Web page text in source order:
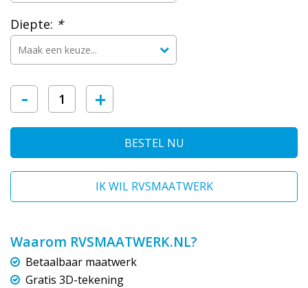
Diepte: *
- +
BESTEL NU
IK WIL RVSMAATWERK
Waarom RVSMAATWERK.NL?
Betaalbaar maatwerk
Gratis 3D-tekening